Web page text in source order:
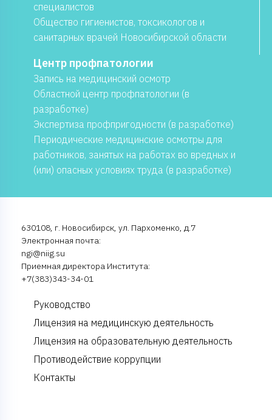
специалистов
Общество гигиенистов, токсикологов и
санитарных врачей Новосибирской области
Центр профпатологии
Запись на медицинский осмотр
Областной центр профпатологии (в
разработке)
Экспертиза профпригодности (в разработке)
Периодические медицинские осмотры для
работников, занятых на работах во вредных и
(или) опасных условиях труда (в разработке)
630108, г. Новосибирск, ул. Пархоменко, д.7
Электронная почта:
ngi@niig.su
Приемная директора Института:
+7(383)343-34-01
Руководство
Лицензия на медицинскую деятельность
Лицензия на образовательную деятельность
Противодействие коррупции
Контакты